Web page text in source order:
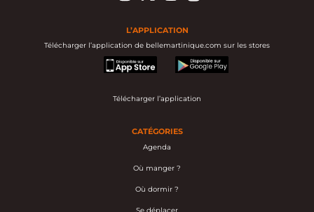
L’APPLICATION
Télécharger l’application de bellemartinique.com sur les stores
appstore
googleplay
Télécharger l’application
CATÉGORIES
Agenda
Où manger ?
Où dormir ?
Se déplacer